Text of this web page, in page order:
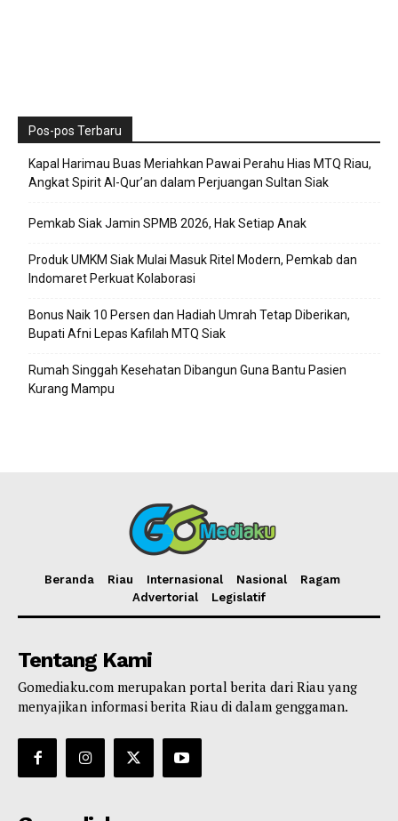
Pos-pos Terbaru
Kapal Harimau Buas Meriahkan Pawai Perahu Hias MTQ Riau,
Angkat Spirit Al-Qur’an dalam Perjuangan Sultan Siak
Pemkab Siak Jamin SPMB 2026, Hak Setiap Anak
Produk UMKM Siak Mulai Masuk Ritel Modern, Pemkab dan
Indomaret Perkuat Kolaborasi
Bonus Naik 10 Persen dan Hadiah Umrah Tetap Diberikan,
Bupati Afni Lepas Kafilah MTQ Siak
Rumah Singgah Kesehatan Dibangun Guna Bantu Pasien
Kurang Mampu
Beranda Riau Internasional Nasional
Ragam
Advertorial
Legislatif
Tentang Kami
Gomediaku.com merupakan portal berita dari Riau yang
menyajikan informasi berita Riau di dalam genggaman.